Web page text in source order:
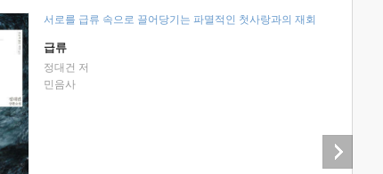
서로를 급류 속으로 끌어당기는 파멸적인 첫사랑과의 재회
급류
정대건 저
민음사